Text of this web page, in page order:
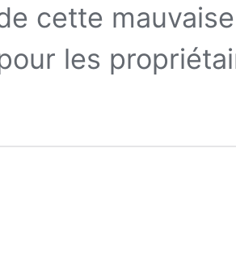
cette
les